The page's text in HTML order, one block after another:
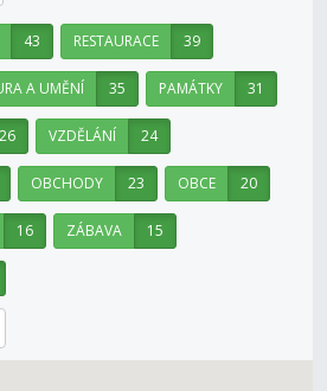
43 RESTAURACE 39
A UMĚNÍ 35 PAMÁTKY 31
26 VZDĚLÁNÍ 24
OBCHODY 23 OBCE 20
16 ZÁBAVA 15